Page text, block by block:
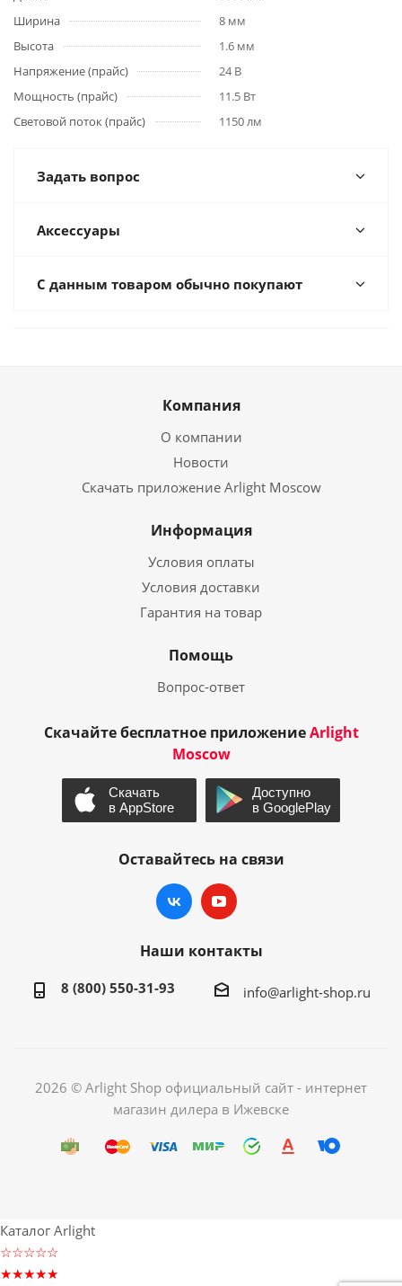
Ширина
8 мм
Высота
1.6 мм
Напряжение (прайс)
24 В
Мощность (прайс)
11.5 Вт
Световой поток (прайс)
1150 лм
Задать вопрос
Аксессуары
С данным товаром обычно покупают
Компания
О компании
Новости
Скачать приложение Arlight Moscow
Информация
Условия оплаты
Условия доставки
Гарантия на товар
Помощь
Вопрос-ответ
Скачайте бесплатное приложениеArlight
Moscow
Оставайтесь на связи
Наши контакты
8 (800) 550-31-93 info@arlight-shop.ru
2026 © Arlight Shop официальный сайт - интернет
магазин дилера в Ижевске
Каталог Arlight
☆☆☆☆☆
★★★★★